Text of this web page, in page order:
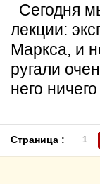
Сегодня
лекции:
Маркса, и
ругали
него
Страница : 1